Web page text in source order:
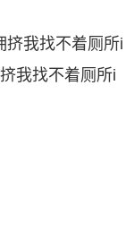
我找不着厕所i